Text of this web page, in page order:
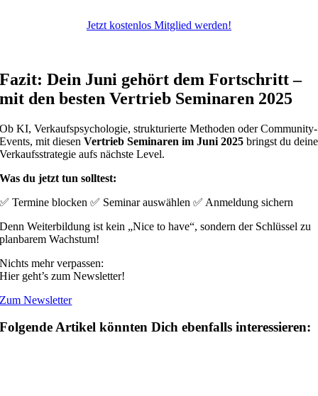
Jetzt kostenlos Mitglied werden!
Fazit: Dein Juni gehört dem Fortschritt –
mit den besten Vertrieb Seminaren 2025
Ob KI, Verkaufspsychologie, strukturierte Methoden oder Community-
Events, mit diesenVertrieb Seminaren im Juni 2025 bringst du deine
Verkaufsstrategie aufs nächste Level.
Was du jetzt tun solltest:
✅ Termine blocken ✅ Seminar auswählen ✅ Anmeldung sichern
Denn Weiterbildung ist kein „Nice to have“, sondern der Schlüssel zu
planbarem Wachstum!
Nichts mehr verpassen:
Hier geht’s zum Newsletter!
Zum Newsletter
Folgende Artikel könnten Dich ebenfalls interessieren: